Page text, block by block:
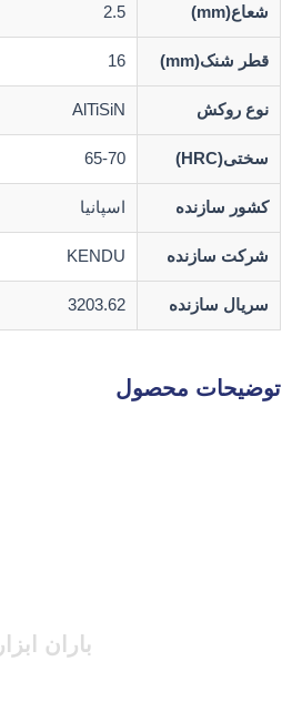
شعاع(mm) 2.5
قطر شنک(mm) 16
نوع روکش AlTiSiN
سختی(HRC) 65-70
کشور سازنده اسپانیا
شرکت سازنده KENDU
سریال سازنده 3203.62
توضیحات محصول
باران ابزار